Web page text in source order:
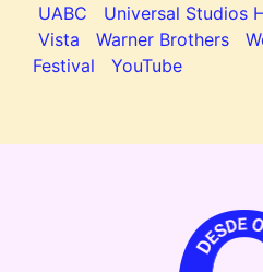
UABC
Universal Studios
Vista
Warner Brothers
Festival
YouTube